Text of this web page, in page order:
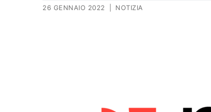
26 GENNAIO 2022 NOTIZIA